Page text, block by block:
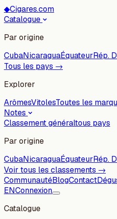
◆Cigares.com
Catalogue
Par origine
CubaNicaraguaÉquateurRép.
Tous les pays →
Explorer
ArômesVitolesToutes les
Notes
Classement généraltous pays
Par origine
CubaNicaraguaÉquateurRép.
Voir tous les classements →
CommunautéBlogContact
ENConnexion
Catalogue